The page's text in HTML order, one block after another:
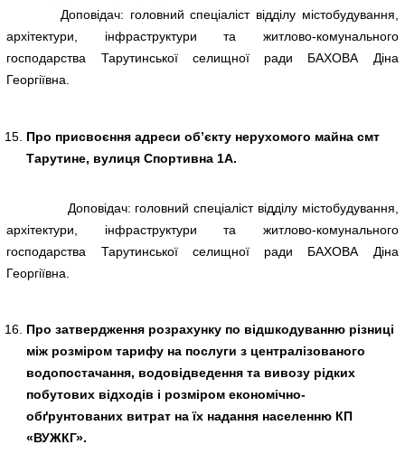
Доповідач: головний спеціаліст відділу містобудування,
архітектури, інфраструктури та житлово-комунального
господарства Тарутинської селищної ради БАХОВА Діна
Георгіївна.
Про присвоєння адреси об’єкту нерухомого майна смт
Тарутине, вулиця Спортивна 1А.
Доповідач: головний спеціаліст відділу містобудування,
архітектури, інфраструктури та житлово-комунального
господарства Тарутинської селищної ради БАХОВА Діна
Георгіївна.
Про затвердження розрахунку по відшкодуванню різниці
між розміром тарифу на послуги з централізованого
водопостачання, водовідведення та вивозу рідких
побутових відходів і розміром економічно-
обґрунтованих витрат на їх надання населенню КП
«ВУЖКГ».